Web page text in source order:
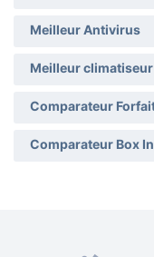
Meilleur Antivirus
Meilleur climatiseur
Comparateur
Comparateur Box